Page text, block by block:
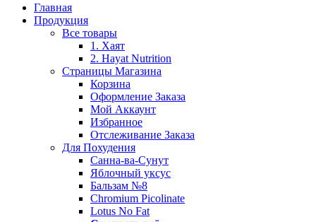
Главная
Продукция
Все товары
1. Хаят
2. Hayat Nutrition
Страницы Магазина
Корзина
Оформление Заказа
Мой Аккаунт
Избранное
Отслеживание Заказа
Для Похудения
Санна-ва-Сунут
Яблочный уксус
Бальзам №8
Chromium Picolinate
Lotus No Fat